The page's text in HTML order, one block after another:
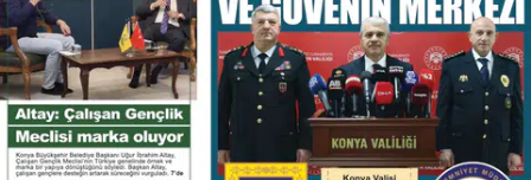
Bitlis
Bolu
Burdur
Bursa